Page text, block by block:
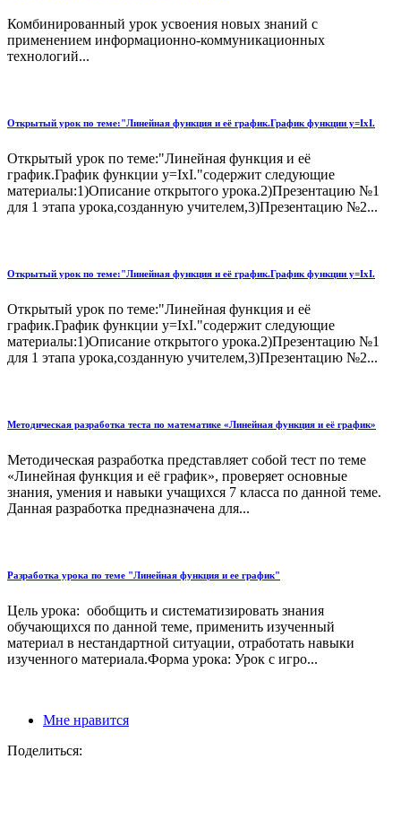
Комбинированный урок усвоения новых знаний с
применением информационно-коммуникационных
технологий...
Открытый урок по теме:"Линейная функция и её график.График функции у=IхI.
Открытый урок по теме:"Линейная функция и её
график.График функции у=IхI."содержит следующие
материалы:1)Описание открытого урока.2)Презентацию №1
для 1 этапа урока,созданную учителем,3)Презентацию №2...
Открытый урок по теме:"Линейная функция и её график.График функции у=IхI.
Открытый урок по теме:"Линейная функция и её
график.График функции у=IхI."содержит следующие
материалы:1)Описание открытого урока.2)Презентацию №1
для 1 этапа урока,созданную учителем,3)Презентацию №2...
Методическая разработка теста по математике «Линейная функция и её график»
Методическая разработка представляет собой тест по теме
«Линейная функция и её график», проверяет основные
знания, умения и навыки учащихся 7 класса по данной теме.
Данная разработка предназначена для...
Разработка урока по теме "Линейная функция и ее график"
Цель урока: обобщить и систематизировать знания
обучающихся по данной теме, применить изученный
материал в нестандартной ситуации, отработать навыки
изученного материала.Форма урока: Урок с игро...
Мне нравится
Поделиться: